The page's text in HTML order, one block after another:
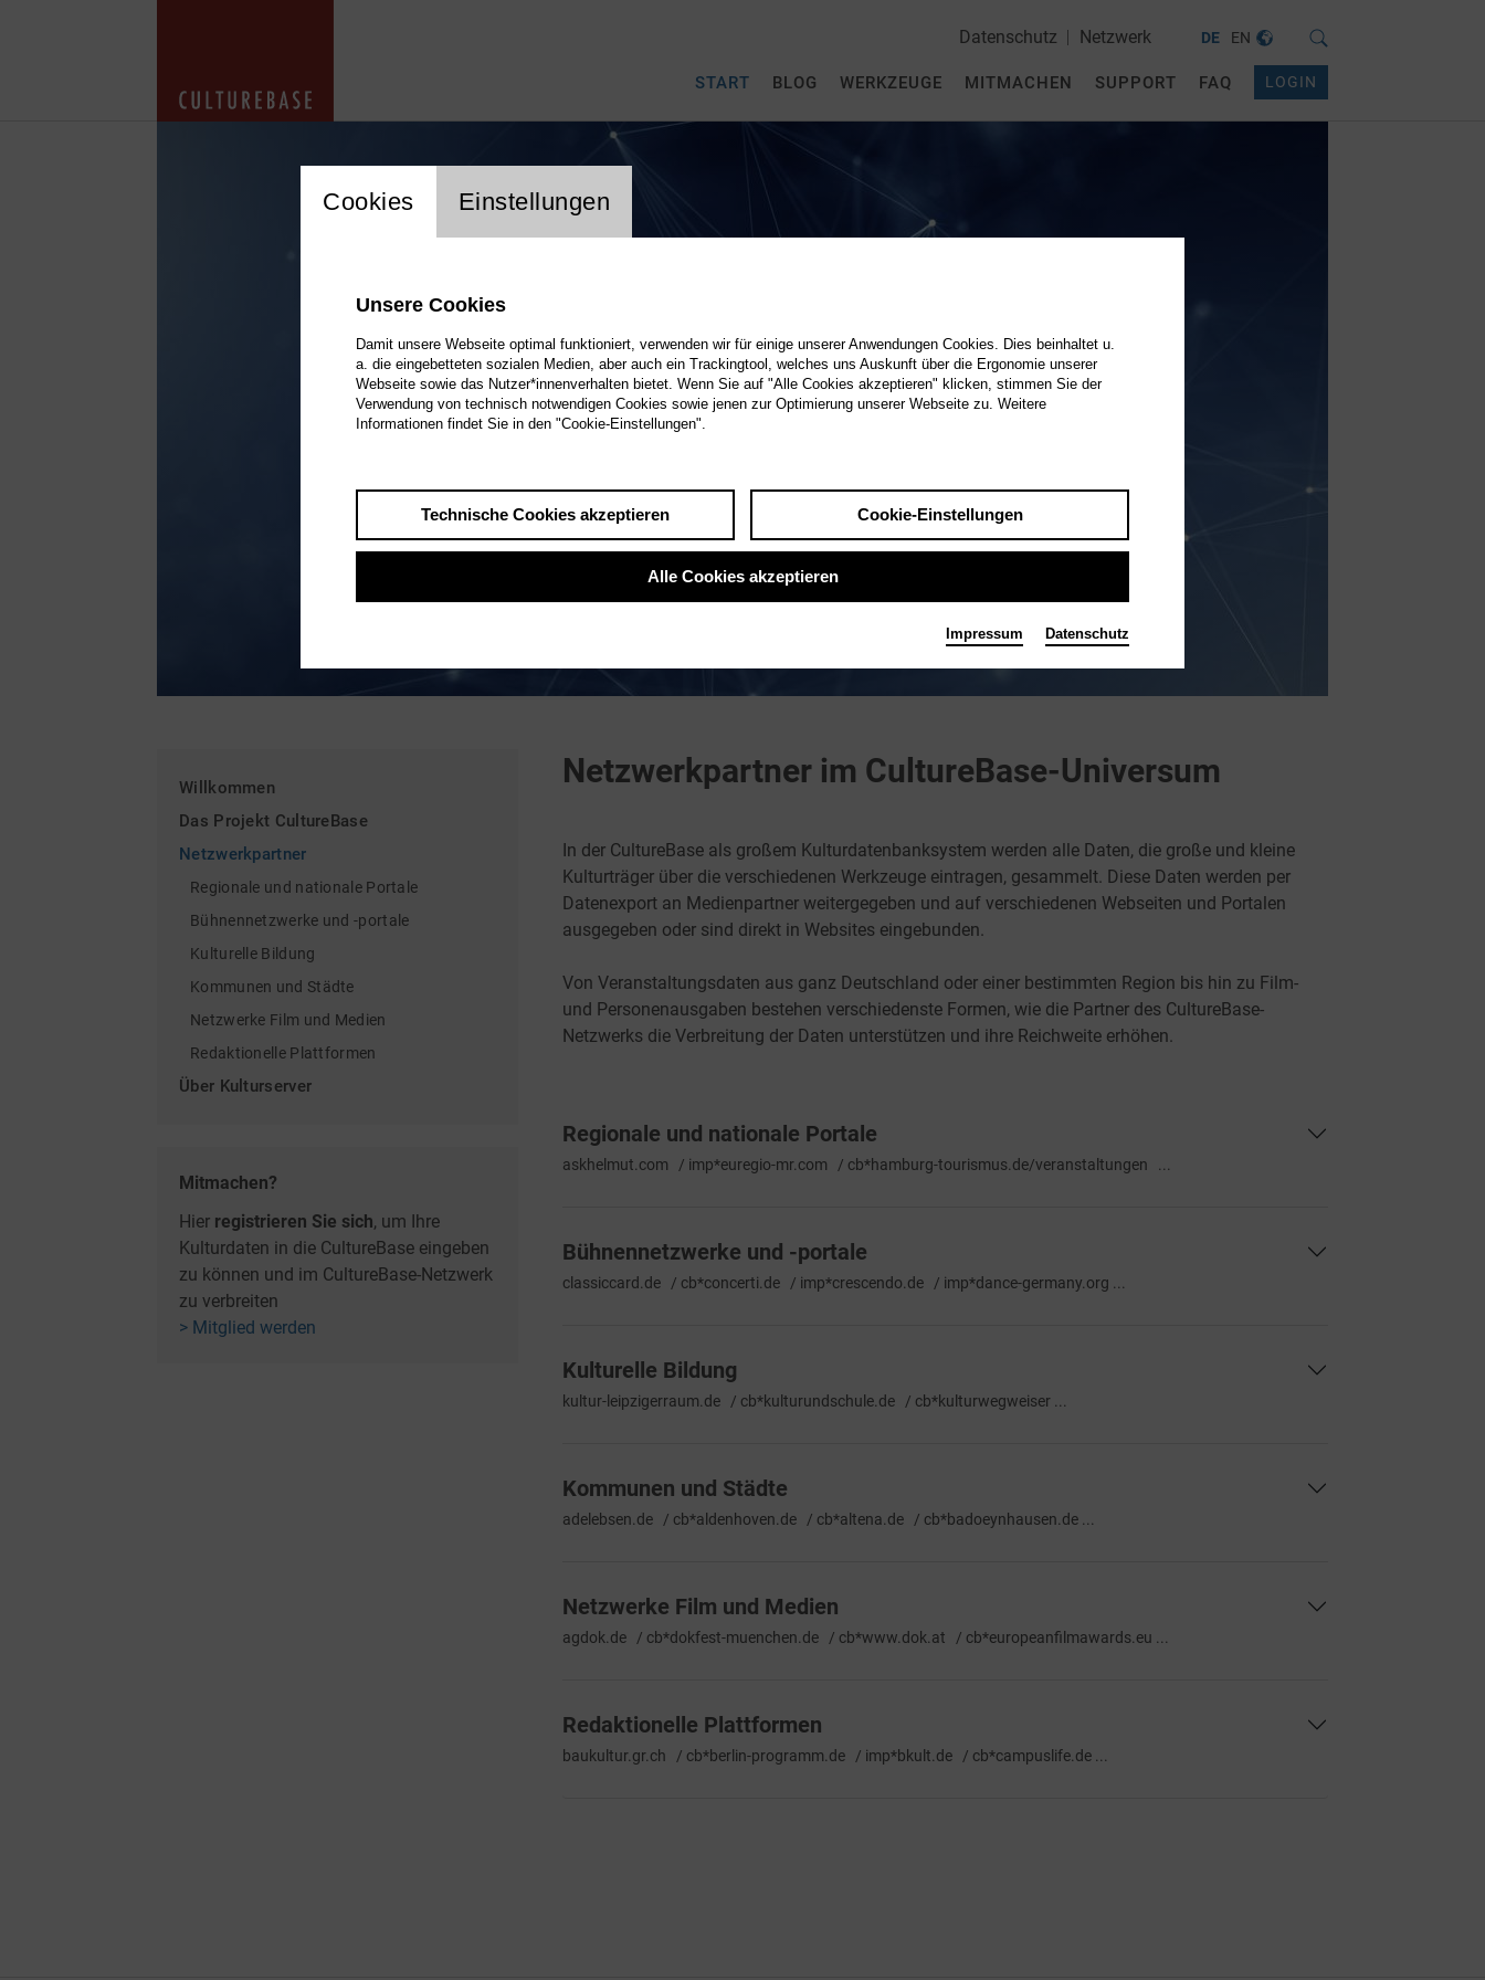
Datenschutz Netzwerk DE EN
START BLOG WERKZEUGE MITMACHEN SUPPORT FAQ LOGIN
Willkommen
Das Projekt CultureBase
Netzwerkpartner
Regionale und nationale Portale
Bühnennetzwerke und -portale
Kulturelle Bildung
Kommunen und Städte
Netzwerke Film und Medien
Redaktionelle Plattformen
Über Kulturserver
Mitmachen?
Hier registrieren Sie sich, um Ihre
Kulturdaten in die CultureBase eingeben
zu können und im CultureBase-Netzwerk
zu verbreiten
> Mitglied werden
Netzwerkpartner im CultureBase-Universum
In der CultureBase als großem Kulturdatenbanksystem werden alle Daten, die große und kleine
Kulturträger über die verschiedenen Werkzeuge eintragen, gesammelt. Diese Daten werden per
Datenexport an Medienpartner weitergegeben und auf verschiedenen Webseiten und Portalen
ausgegeben oder sind direkt in Websites eingebunden.
Von Veranstaltungsdaten aus ganz Deutschland oder einer bestimmten Region bis hin zu Film-
und Personenausgaben bestehen verschiedenste Formen, wie die Partner des CultureBase-
Netzwerks die Verbreitung der Daten unterstützen und ihre Reichweite erhöhen.
Regionale und nationale Portale
askhelmut.com / imp*euregio-mr.com / cb*hamburg-tourismus.de/veranstaltungen ...
Bühnennetzwerke und -portale
classiccard.de / cb*concerti.de / imp*crescendo.de / imp*dance-germany.org ...
Kulturelle Bildung
kultur-leipzigerraum.de / cb*kulturundschule.de / cb*kulturwegweiser ...
Kommunen und Städte
adelebsen.de / cb*aldenhoven.de / cb*altena.de / cb*badoeynhausen.de ...
Netzwerke Film und Medien
agdok.de / cb*dokfest-muenchen.de / cb*www.dok.at / cb*europeanfilmawards.eu ...
Redaktionelle Plattformen
baukultur.gr.ch / cb*berlin-programm.de / imp*bkult.de / cb*campuslife.de ...
cookie_layer
Cookies Einstellungen
Unsere Cookies
Damit unsere Webseite optimal funktioniert, verwenden wir für einige unserer Anwendungen Cookies. Dies beinhaltet u.
a. die eingebetteten sozialen Medien, aber auch ein Trackingtool, welches uns Auskunft über die Ergonomie unserer
Webseite sowie das Nutzer*innenverhalten bietet. Wenn Sie auf "Alle Cookies akzeptieren" klicken, stimmen Sie der
Verwendung von technisch notwendigen Cookies sowie jenen zur Optimierung unserer Webseite zu. Weitere
Informationen findet Sie in den "Cookie-Einstellungen".
Technische Cookies akzeptieren Cookie-Einstellungen
Alle Cookies akzeptieren
Impressum Datenschutz